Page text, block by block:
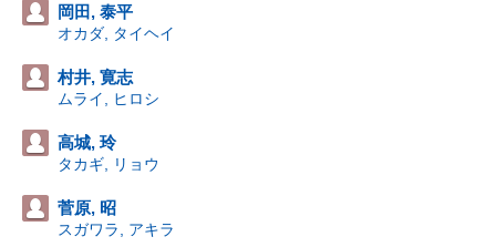
岡田, 泰平
オカダ, タイヘイ
村井, 寛志
ムライ, ヒロシ
高城, 玲
タカギ, リョウ
菅原, 昭
スガワラ, アキラ